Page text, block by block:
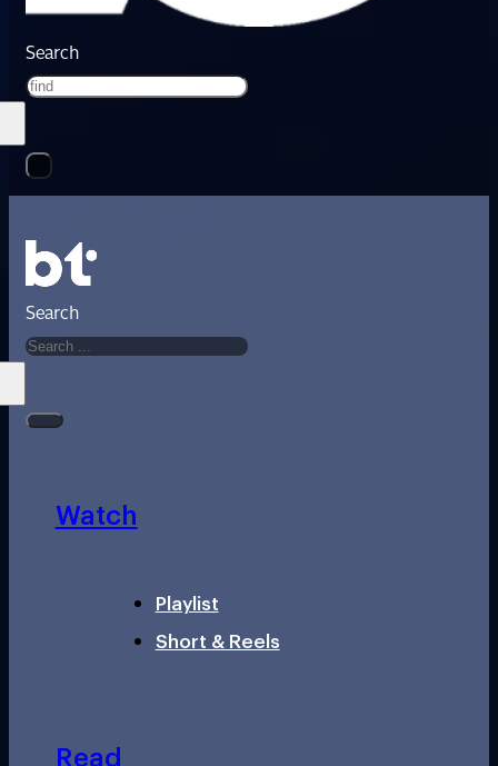
Search
Search
Watch
Playlist
Short & Reels
Read